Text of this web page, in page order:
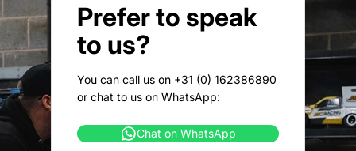
Prefer to speak
to us?
You can call us on +31 (0) 162386890
or chat to us on WhatsApp:
Chat on WhatsApp